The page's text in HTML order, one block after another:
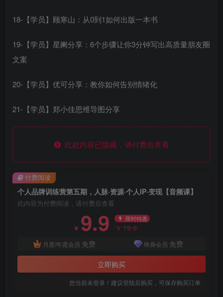
18-【学员】顾寒山：从0到1如何出版一本书
19-【学员】星阑分享：6个步骤让你3分钟写出高质量朋友圈
文案
20-【学员】优可分享：教你如何告别情绪化
21-【学员】郑小佳思维导图分享
此处内容已隐藏，请付费后查看
个人品牌训练营第五期，人脉·资源·个人IP·变现【音频课】
此内容为付费阅读，请付费后查看
￥ 9.9 限时特惠
￥19.9
月度/年度会员 免费 终身会员 免费
立即购买
您当前未登录！建议登陆后购买，可保存购买订单
付费阅读